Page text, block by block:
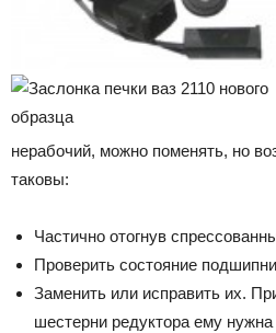
нерабочий, можно поменять, но
таковы:
Частично отогнув
Проверить состояние
Заменить или исправить их.
шестерни редуктора ему нужна